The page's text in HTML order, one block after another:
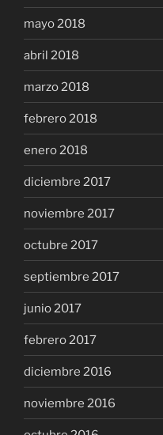
mayo 2018
abril 2018
marzo 2018
febrero 2018
enero 2018
diciembre 2017
noviembre 2017
octubre 2017
septiembre 2017
junio 2017
febrero 2017
diciembre 2016
noviembre 2016